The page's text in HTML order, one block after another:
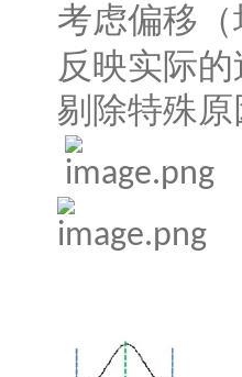
考虑偏移
反映实际
剔除特殊